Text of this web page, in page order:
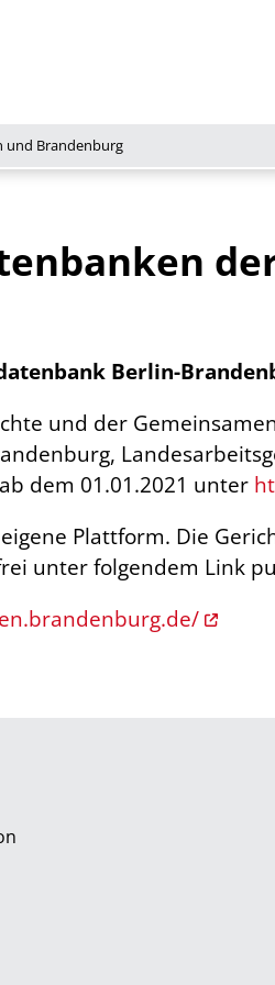
und Brandenburg
Berlin-
und der
dem 01.01.2021 unter
Plattform. Die
unter folgendem Link